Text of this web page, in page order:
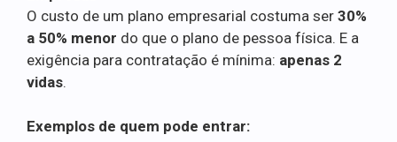
O custo de um plano empresarial costuma ser 30%
a 50% menor do que o plano de pessoa física. E a
exigência para contratação é mínima: apenas 2
vidas.
Exemplos de quem pode entrar: